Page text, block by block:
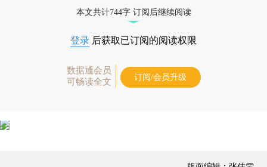
本文共计744字 订阅后继续阅读
登录 后获取已订阅的阅读权限
数据通会员
可畅读全文
订阅/会员升级